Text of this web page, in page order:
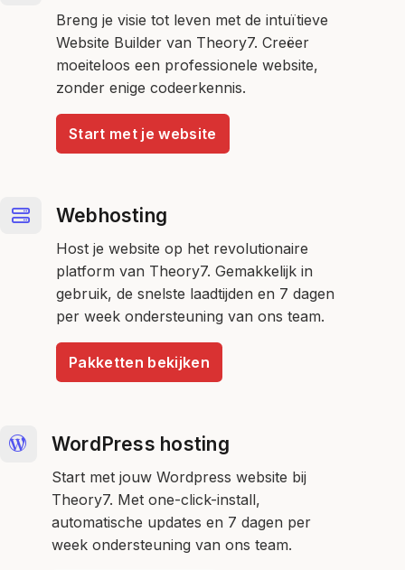
Breng je visie tot leven met de intuïtieve
Website Builder van Theory7. Creëer
moeiteloos een professionele website,
zonder enige codeerkennis.
Start met je website
Webhosting
Host je website op het revolutionaire
platform van Theory7. Gemakkelijk in
gebruik, de snelste laadtijden en 7 dagen
per week ondersteuning van ons team.
Pakketten bekijken
WordPress hosting
Start met jouw Wordpress website bij
Theory7. Met one-click-install,
automatische updates en 7 dagen per
week ondersteuning van ons team.